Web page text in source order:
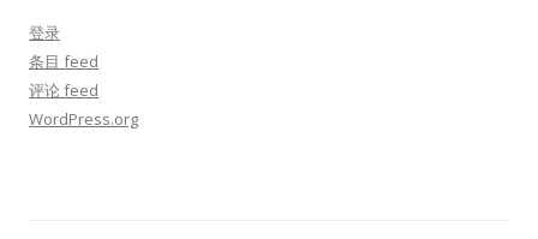
登录
条目 feed
评论 feed
WordPress.org